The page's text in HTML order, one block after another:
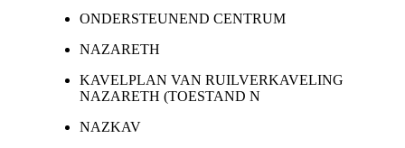
ONDERSTEUNEND CENTRUM
NAZARETH
KAVELPLAN VAN RUILVERKAVELING
NAZARETH (TOESTAND N
NAZKAV